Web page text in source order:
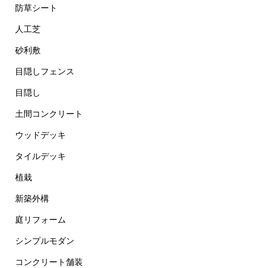
防草シート
人工芝
砂利敷
目隠しフェンス
目隠し
土間コンクリート
ウッドデッキ
タイルデッキ
植栽
新築外構
庭リフォーム
シンプルモダン
コンクリート舗装